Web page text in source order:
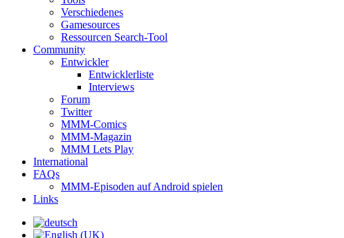
Verschiedenes
Gamesources
Ressourcen Search-Tool
Community
Entwickler
Entwicklerliste
Interviews
Forum
Twitter
MMM-Comics
MMM-Magazin
MMM Lets Play
International
FAQs
MMM-Episoden auf Android spielen
Links